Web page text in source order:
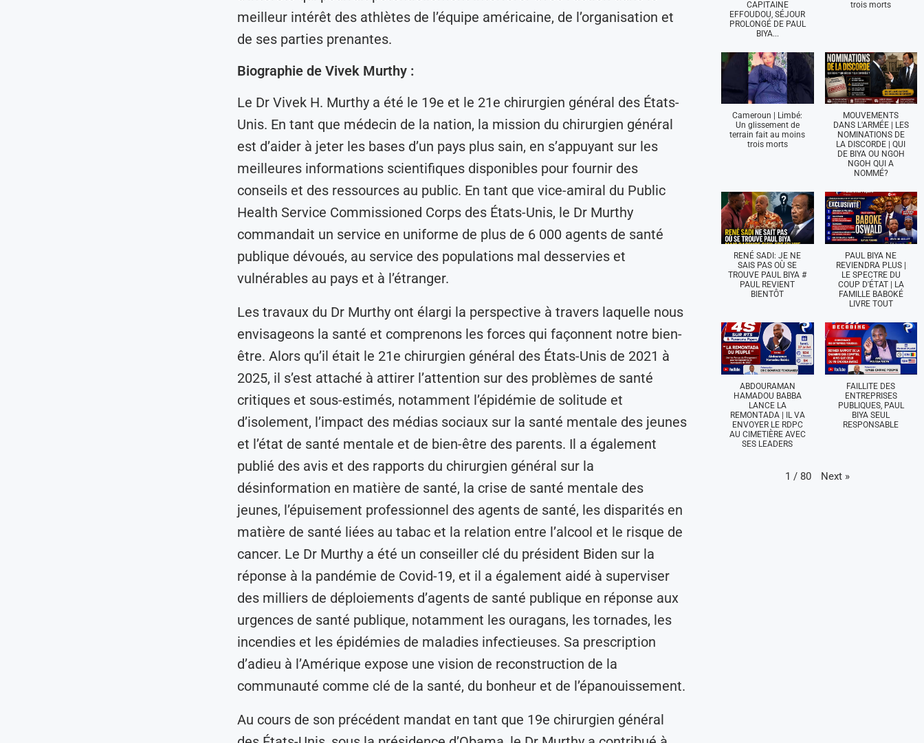
meilleur intérêt des athlètes de l’équipe américaine, de l’organisation et
de ses parties prenantes.
Biographie de Vivek Murthy :
Le Dr Vivek H. Murthy a été le 19e et le 21e chirurgien général des États-
Unis. En tant que médecin de la nation, la mission du chirurgien général
est d’aider à jeter les bases d’un pays plus sain, en s’appuyant sur les
meilleures informations scientifiques disponibles pour fournir des
conseils et des ressources au public. En tant que vice-amiral du Public
Health Service Commissioned Corps des États-Unis, le Dr Murthy
commandait un service en uniforme de plus de 6 000 agents de santé
publique dévoués, au service des populations mal desservies et
vulnérables au pays et à l’étranger.
Les travaux du Dr Murthy ont élargi la perspective à travers laquelle nous
envisageons la santé et comprenons les forces qui façonnent notre bien-
être. Alors qu’il était le 21e chirurgien général des États-Unis de 2021 à
2025, il s’est attaché à attirer l’attention sur des problèmes de santé
critiques et sous-estimés, notamment l’épidémie de solitude et
d’isolement, l’impact des médias sociaux sur la santé mentale des jeunes
et l’état de santé mentale et de bien-être des parents. Il a également
publié des avis et des rapports du chirurgien général sur la
désinformation en matière de santé, la crise de santé mentale des
jeunes, l’épuisement professionnel des agents de santé, les disparités en
matière de santé liées au tabac et la relation entre l’alcool et le risque de
cancer. Le Dr Murthy a été un conseiller clé du président Biden sur la
réponse à la pandémie de Covid-19, et il a également aidé à superviser
des milliers de déploiements d’agents de santé publique en réponse aux
urgences de santé publique, notamment les ouragans, les tornades, les
incendies et les épidémies de maladies infectieuses. Sa prescription
d’adieu à l’Amérique expose une vision de reconstruction de la
communauté comme clé de la santé, du bonheur et de l’épanouissement.
Au cours de son précédent mandat en tant que 19e chirurgien général
CAPITAINE
EFFOUDOU, SÉJOUR
PROLONGÉ DE PAUL
BIYA...
trois morts
Cameroun | Limbé:
Un glissement de
terrain fait au moins
trois morts
MOUVEMENTS
DANS L'ARMÉE | LES
NOMINATIONS DE
LA DISCORDE | QUI
DE BIYA OU NGOH
NGOH QUI A
NOMMÉ?
RENÉ SADI: JE NE
SAIS PAS OÙ SE
TROUVE PAUL BIYA #
PAUL REVIENT
BIENTÔT
PAUL BIYA NE
REVIENDRA PLUS |
LE SPECTRE DU
COUP D'ÉTAT | LA
FAMILLE BABOKÉ
LIVRE TOUT
ABDOURAMAN
HAMADOU BABBA
LANCE LA
REMONTADA | IL VA
ENVOYER LE RDPC
AU CIMETIÈRE AVEC
SES LEADERS
FAILLITE DES
ENTREPRISES
PUBLIQUES, PAUL
BIYA SEUL
RESPONSABLE
1 / 80 Next »